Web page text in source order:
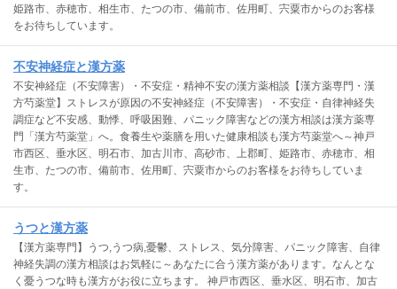
姫路市、赤穂市、相生市、たつの市、備前市、佐用町、宍粟市からのお客様
をお待ちしています。
不安神経症と漢方薬
不安神経症（不安障害）・不安症・精神不安の漢方薬相談【漢方薬専門・漢
方芍薬堂】ストレスが原因の不安神経症（不安障害）・不安症・自律神経失
調症など不安感、動悸、呼吸困難、パニック障害などの漢方相談は漢方薬専
門「漢方芍薬堂」へ。食養生や薬膳を用いた健康相談も漢方芍薬堂へ～神戸
市西区、垂水区、明石市、加古川市、高砂市、上郡町、姫路市、赤穂市、相
生市、たつの市、備前市、佐用町、宍粟市からのお客様をお待ちしていま
す。
うつと漢方薬
【漢方薬専門】うつ,うつ病,憂鬱、ストレス、気分障害、パニック障害、自律
神経失調の漢方相談はお気軽に～あなたに合う漢方薬があります。なんとな
く憂うつな時も漢方がお役に立ちます。 神戸市西区、垂水区、明石市、加古